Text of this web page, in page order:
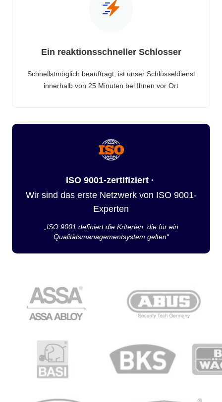
Ein reaktionsschneller Schlosser
Schnellstmöglich beauftragt, ist unser Schlüsseldienst
innerhalb von 25 Minuten bei Ihnen vor Ort
ISO 9001-zertifiziert ·
Wir sind das erste Netzwerk von ISO 9001-
Experten
„ISO 9001 definiert die Kriterien, die für ein
Qualitätsmanagementsystem gelten“